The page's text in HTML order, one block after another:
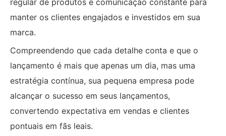
manter os clientes engajados e investidos em sua
marca.
Compreendendo que cada detalhe conta e que o
lançamento é mais que apenas um dia, mas uma
estratégia contínua, sua pequena empresa pode
alcançar o sucesso em seus lançamentos,
convertendo expectativa em vendas e clientes
pontuais em fãs leais.